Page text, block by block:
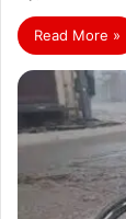
Read More »